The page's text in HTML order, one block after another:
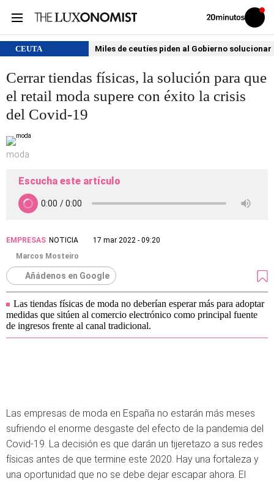
Volver
Iniciar
sesión
CEUTA Miles de ceutíes piden al Gobierno
Cerrar tiendas físicas, la solución para que
el retail moda supere con éxito la crisis
del Covid-19
moda
Escucha este artículo
EMPRESAS NOTICIA
17 mar 2022 - 09:20
Marcos Mosteiro
Añádenos en Google
Las tiendas físicas de moda no deberían esperar más para adoptar
medidas que sitúen al comercio electrónico como principal fuente
de ingresos frente al canal tradicional.
Las empresas de moda en España no estarán más meses
sufriendo el enorme desgaste del efecto de la pandemia del
Covid-19. La decisión es que darán un tijeretazo a sus redes
físicas antes de que termine este 2020. Hay una fortaleza y
una oportunidad que no se debe dejar escapar ahora. El